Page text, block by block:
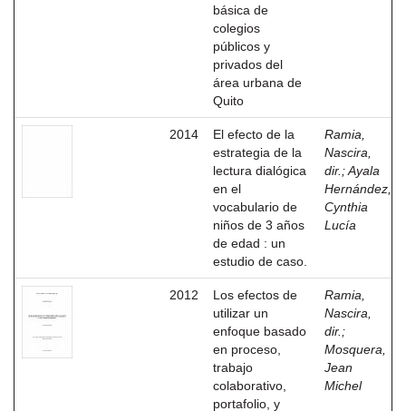
básica de
colegios
públicos y
privados del
área urbana de
Quito
2014
El efecto de la
estrategia de la
lectura dialógica
en el
vocabulario de
niños de 3 años
de edad : un
estudio de caso.
Ramia,
Nascira,
dir. ;Ayala
Hernández,
Cynthia
Lucía
2012
Los efectos de
utilizar un
enfoque basado
en proceso,
trabajo
colaborativo,
portafolio, y
Ramia,
Nascira,
dir. ;
Mosquera,
Jean
Michel